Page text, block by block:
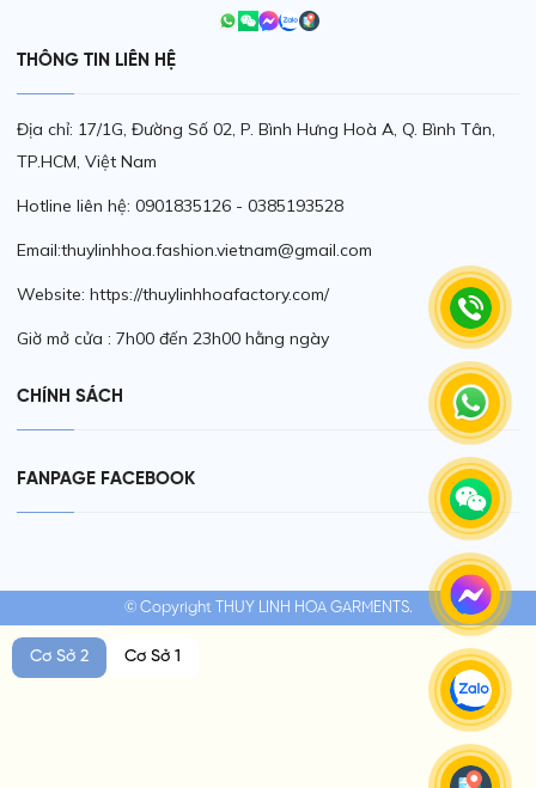
THÔNG TIN LIÊN HỆ
Địa chỉ: 17/1G, Đường Số 02, P. Bình Hưng Hoà A, Q. Bình Tân,
TP.HCM, Việt Nam
Hotline liên hệ: 0901835126 - 0385193528
Email:thuylinhhoa.fashion.vietnam@gmail.com
Website: https://thuylinhhoafactory.com/
Giờ mở cửa : 7h00 đến 23h00 hằng ngày
CHÍNH SÁCH
FANPAGE FACEBOOK
© Copyright THUY LINH HOA GARMENTS.
Cơ Sở 2 Cơ Sở 1